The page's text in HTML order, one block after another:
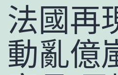
法國再
動亂億